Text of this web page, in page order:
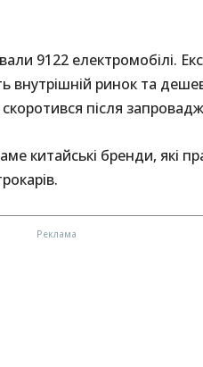
9122 електромобілі.
внутрішній ринок та
після
китайські бренди, які